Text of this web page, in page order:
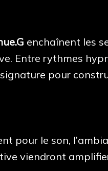
enchaînent les
Entre rythmes
pour
pour le son,
viendront